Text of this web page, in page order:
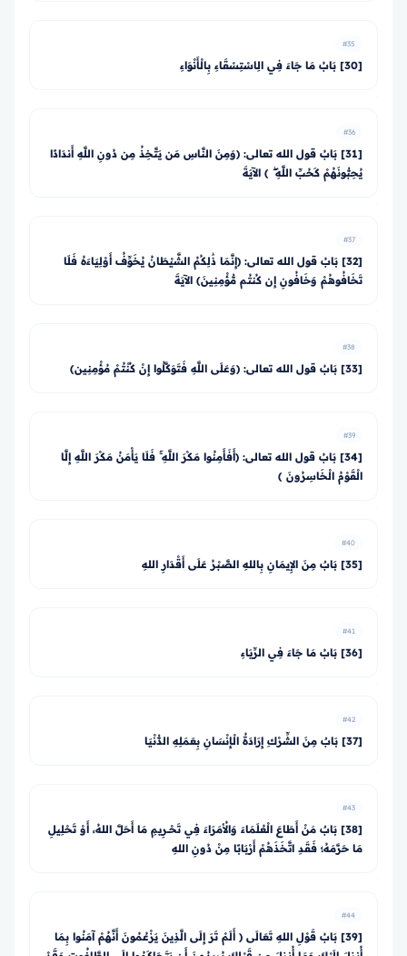
#35
[30] بَابُ مَا جَاءَ فِي الِاسْتِسْقَاءِ بِالْأَنْوَاءِ
#36
[31] بَابُ قول الله تعالى: ﴿وَمِنَ النَّاسِ مَن يَتَّخِذُ مِن دُونِ اللَّهِ أَندَادًا
يُحِبُّونَهُمْ كَحُبِّ اللَّهِ ۖ ﴾ الآيَةَ
#37
[32] بَابُ قول الله تعالى: ﴿إِنَّمَا ذَٰلِكُمُ الشَّيْطَانُ يُخَوِّفُ أَوْلِيَاءَهُ فَلَا
تَخَافُوهُمْ وَخَافُونِ إِن كُنتُم مُّؤْمِنِينَ﴾ الآيَةَ
#38
[33] بَابُ قول الله تعالى: ﴿وَعَلَى اللَّهِ فَتَوَكَّلُوا إِنْ كُنْتُمْ مُؤْمِنِين﴾
#39
[34] بَابُ قول الله تعالى: ﴿أَفَأَمِنُوا مَكْرَ اللَّهِ ۚ فَلَا يَأْمَنُ مَكْرَ اللَّهِ إِلَّا
الْقَوْمُ الْخَاسِرُونَ ﴾
#40
[35] بَابٌ مِنَ الإِيمَانِ بِاللهِ الصَّبْرُ عَلَى أَقْدَارِ اللهِ
#41
[36] بَابُ مَا جَاءَ فِي الرِّيَاءِ
#42
[37] بَابٌ مِنَ الشِّرْكِ إِرَادَةُ الْإِنْسَانِ بِعَمَلِهِ الدُّنْيَا
#43
[38] بَابٌ مَنْ أَطَاعَ الْعُلَمَاءَ وَالأُمَرَاءَ فِي تَحْــرِيمِ مَا أَحَلَّ اللهُ، أَوْ تَحْلِيلِ
مَا حَرَّمَهُ؛ فَقَدِ اتَّخَذَهُمْ أَرْبَابًا مِنْ دُونِ اللهِ
#44
[39] بَابُ قَوْلِ اللهِ تَعَالَى ﴿ أَلَمْ تَرَ إِلَى الَّذِينَ يَزْعُمُونَ أَنَّهُمْ آمَنُوا بِمَا